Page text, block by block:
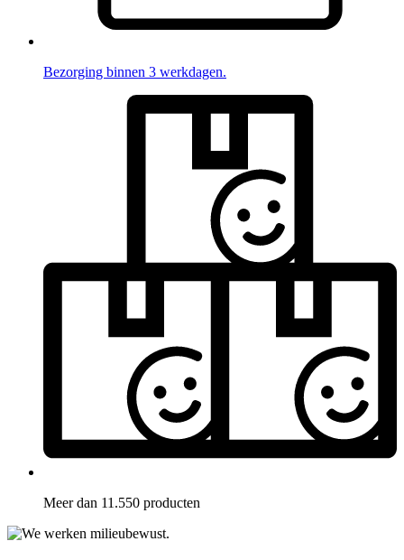
Bezorging binnen 3 werkdagen.
Meer dan 11.550 producten